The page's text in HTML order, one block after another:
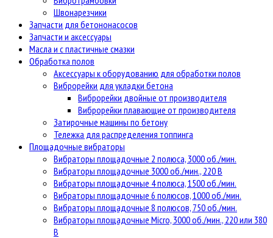
Швонарезчики
Запчасти для бетононасосов
Запчасти и аксессуары
Масла и с пластичные смазки
Обработка полов
Аксессуары к оборудованию для обработки полов
Виброрейки для укладки бетона
Виброрейки двойные от производителя
Виброрейки плавающие от производителя
Затирочные машины по бетону
Тележка для распределения топпинга
Площадочные вибраторы
Вибраторы площадочные 2 полюса, 3000 об./мин.
Вибраторы площадочные 3000 об./мин., 220 В
Вибраторы площадочные 4 полюса, 1500 об./мин.
Вибраторы площадочные 6 полюсов, 1000 об./мин.
Вибраторы площадочные 8 полюсов, 750 об./мин.
Вибраторы площадочные Micro, 3000 об./мин., 220 или 380
В